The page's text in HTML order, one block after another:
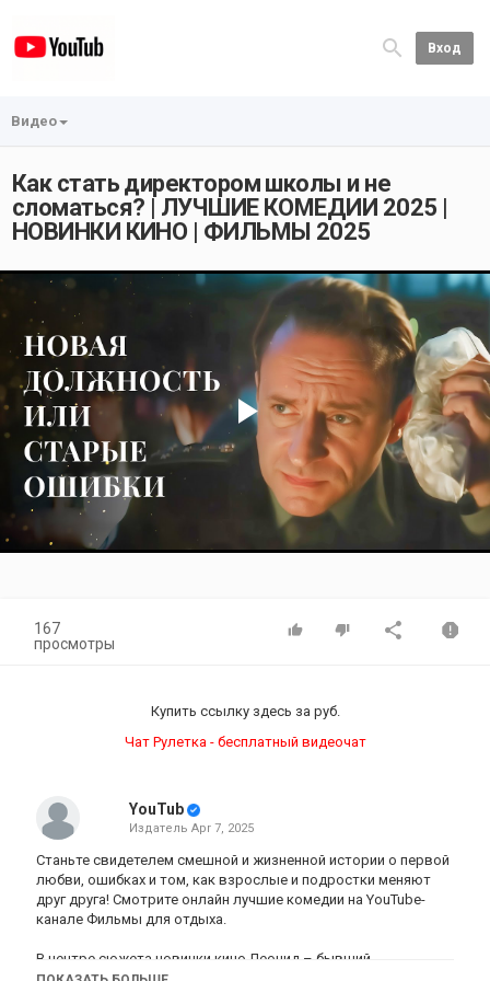
Вход
Видео
Как стать директором школы и не
сломаться? | ЛУЧШИЕ КОМЕДИИ 2025 |
НОВИНКИ КИНО | ФИЛЬМЫ 2025
Play
Video
167
просмотры
Купить ссылку здесь за руб.
Чат Рулетка - бесплатный видеочат
YouTub
Издатель Apr 7, 2025
Станьте свидетелем смешной и жизненной истории о первой
любви, ошибках и том, как взрослые и подростки меняют
друг друга! Смотрите онлайн лучшие комедии на YouTube-
канале Фильмы для отдыха.
В центре сюжета новинки кино Леонид – бывший